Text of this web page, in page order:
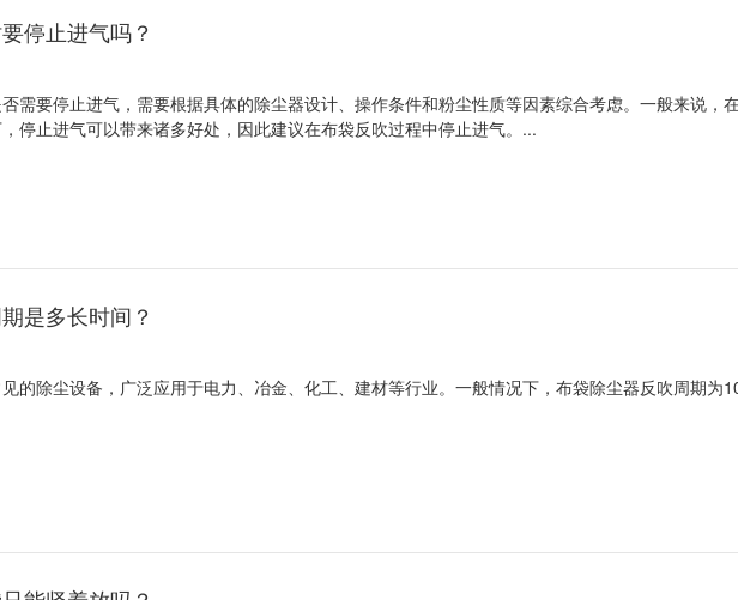
停止进气吗？
需要停止进气，需要根据具体的除尘器设计、操作条件和粉尘性质等因素综合考虑。一般来说，
停止进气可以带来诸多好处，因此建议在布袋反吹过程中停止进气。...
是多长时间？
的除尘设备，广泛应用于电力、冶金、化工、建材等行业。一般情况下，布袋除尘器反吹周期为